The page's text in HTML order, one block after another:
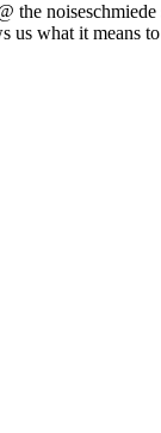
what it means